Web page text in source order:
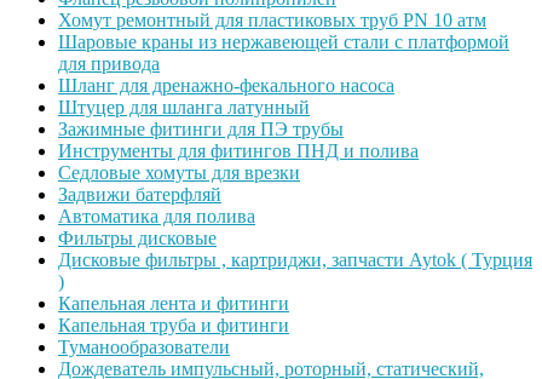
Хомут ремонтный для пластиковых труб PN 10 атм
Шаровые краны из нержавеющей стали с платформой
для привода
Шланг для дренажно-фекального насоса
Штуцер для шланга латунный
Зажимные фитинги для ПЭ трубы
Инструменты для фитингов ПНД и полива
Седловые хомуты для врезки
Задвижи батерфляй
Автоматика для полива
Фильтры дисковые
Дисковые фильтры , картриджи, запчасти Aytok ( Турция
)
Капельная лента и фитинги
Капельная труба и фитинги
Туманообразователи
Дождеватель импульсный, роторный, статический,